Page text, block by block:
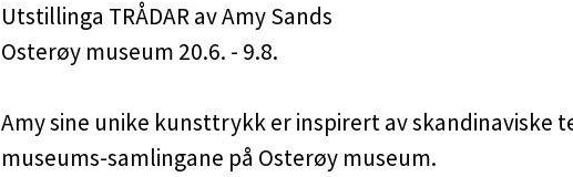
Utstillinga TRÅDAR av Amy Sands
Osterøy museum 20.6. - 9.8.
Amy sine unike kunsttrykk er inspirert av skandinaviske
museums-samlingane på Osterøy museum.